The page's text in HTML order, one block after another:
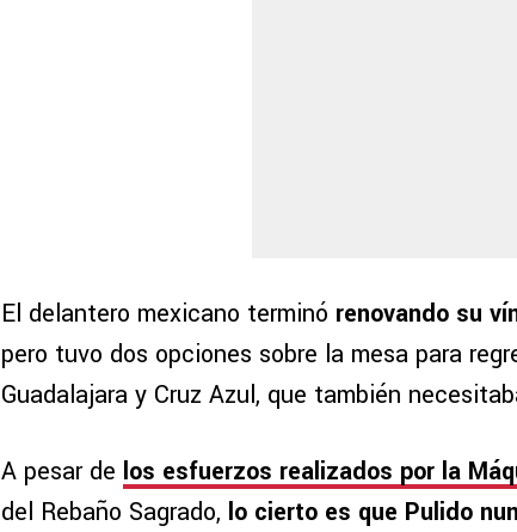
El delantero mexicano terminó renovando su
pero tuvo dos opciones sobre la mesa para
Guadalajara y Cruz Azul, que también
A pesar de los esfuerzos realizados por la
del Rebaño Sagrado, lo cierto es que Pulido